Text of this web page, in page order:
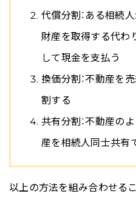
代償分割：ある相続
財産を取得する代わ
して現金を支払う
換価分割：不動産を
割する
共有分割：不動産の
産を相続人同士共有
以上の方法を組み合わせる